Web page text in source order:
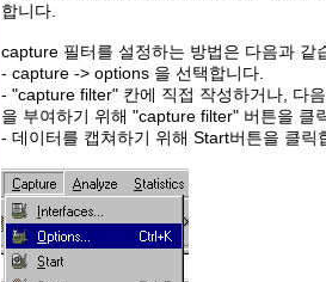
합니다.
capture 필터를 설정하는 방법은 다음과 같
- capture -> options 을 선택합니다.
- "capture filter" 칸에 직접 작성하거나, 다
을 부여하기 위해 "capture filter" 버튼을 클
- 데이터를 캡쳐하기 위해 Start버튼을 클릭